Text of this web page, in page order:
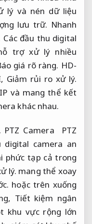
lý và nén dữ liệu
lưu trữ. Nhanh
Các đầu thu digital
trợ xử lý nhiều
giá rõ ràng. HD-
Giảm rủi ro xử lý.
IP và mang thể kết
khác nhau.
PTZ Camera PTZ
digital camera an
phức tạp cả trong
lý. mang thể xoay
hoặc trên xuống
Tiết kiệm ngân
khu vực rộng lớn